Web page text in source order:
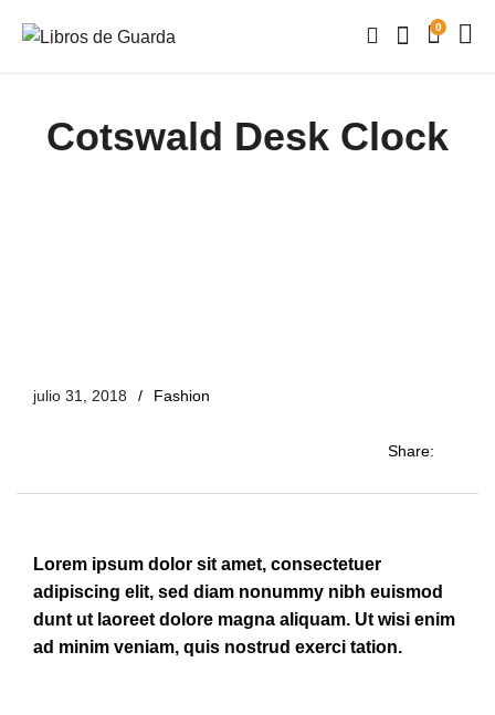
0
Cotswald Desk Clock
julio 31, 2018 Fashion
Share:
Lorem ipsum dolor sit amet, consectetuer
adipiscing elit, sed diam nonummy nibh euismod
dunt ut laoreet dolore magna aliquam. Ut wisi enim
ad minim veniam, quis nostrud exerci tation.